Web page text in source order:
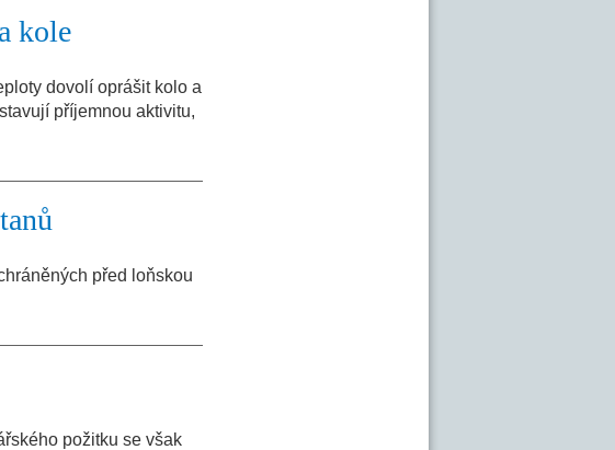
kole
dovolí oprášit kolo a
příjemnou aktivitu,
před loňskou
požitku se však